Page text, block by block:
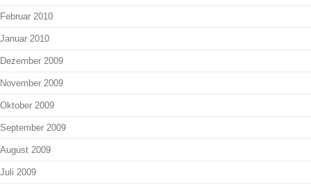
Februar 2010
Januar 2010
Dezember 2009
November 2009
Oktober 2009
September 2009
August 2009
Juli 2009